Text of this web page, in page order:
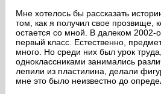
Мне хотелось бы рассказать
том, как я получил свое прозвище,
остается со мной. В далеком 2002-
первый класс. Естественно,
много. Но среди них был урок
одноклассниками занимались
лепили из пластилина, делали
мне это было неизвестно до